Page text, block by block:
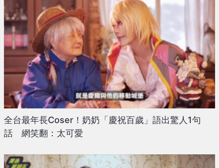
全台最年長Coser！奶奶「慶祝百歲」語出驚人1句
話 網笑翻：太可愛